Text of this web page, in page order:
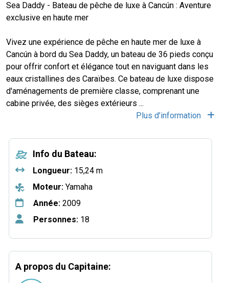
Sea Daddy - Bateau de pêche de luxe à Cancún : Aventure
exclusive en haute mer
Vivez une expérience de pêche en haute mer de luxe à
Cancún à bord du Sea Daddy, un bateau de 36 pieds conçu
pour offrir confort et élégance tout en naviguant dans les
eaux cristallines des Caraïbes. Ce bateau de luxe dispose
d'aménagements de première classe, comprenant une
cabine privée, des sièges extérieurs ...
Plus d’information
Info du Bateau:
Longueur: 15,24 m
Moteur: Yamaha
Année: 2009
Personnes: 18
A propos du Capitaine: